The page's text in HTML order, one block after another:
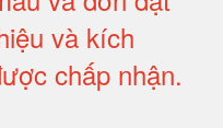
và kích
chấp nhận.